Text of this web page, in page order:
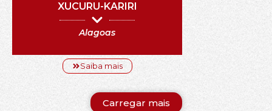
XUCURU-KARIRI
Alagoas
Saiba mais
Carregar mais